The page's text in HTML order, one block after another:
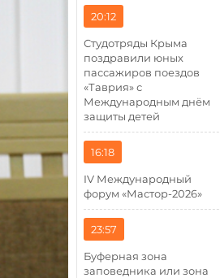
20:12
Студотряды Крыма
поздравили юных
пассажиров поездов
«Таврия» с
Международным днём
защиты детей
16:18
IV Международный
форум «Мастор-2026»
23:57
Буферная зона
заповедника или зона